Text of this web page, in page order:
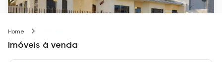
Home
Imóveis à venda